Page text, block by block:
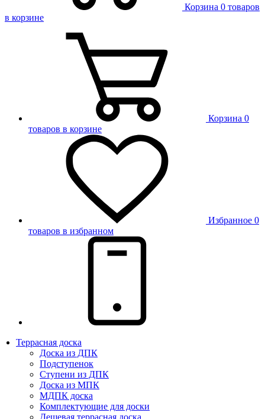
Корзина 0 товаров
в корзине
Корзина 0
товаров в корзине
Избранное 0
товаров в избранном
Террасная доска
Доска из ДПК
Подступенок
Ступени из ДПК
Доска из МПК
МДПК доска
Комплектующие для доски
Дешевая террасная доска